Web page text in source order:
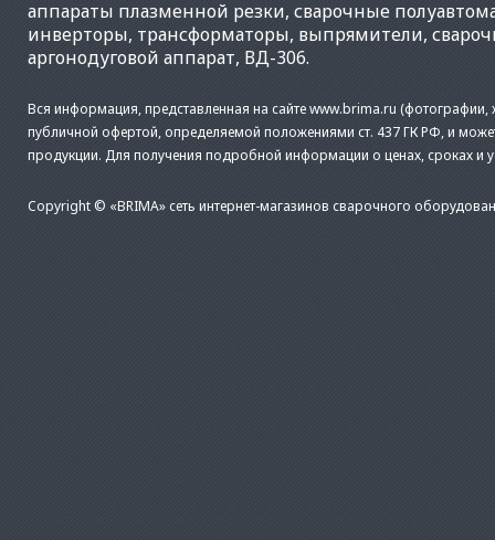
аппараты плазменной резки, сварочные
инверторы, трансформаторы, выпрямители,
аргонодуговой аппарат, ВД-306.
Вся информация, представленная на сайте www.brima.ru (фотографии,
публичной офертой, определяемой положениями ст. 437 ГК РФ, и
продукции. Для получения подробной информации о ценах, сроках и
Copyright © «BRIMA» сеть интернет-магазинов сварочного